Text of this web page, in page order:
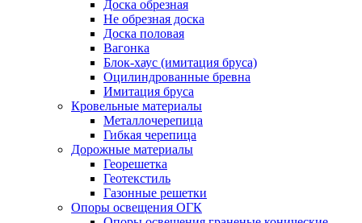
Доска обрезная
Не обрезная доска
Доска половая
Вагонка
Блок-хаус (имитация бруса)
Оцилиндрованные бревна
Имитация бруса
Кровельные материалы
Металлочерепица
Гибкая черепица
Дорожные материалы
Георешетка
Геотекстиль
Газонные решетки
Опоры освещения ОГК